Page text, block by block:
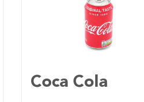
Jus d’orange